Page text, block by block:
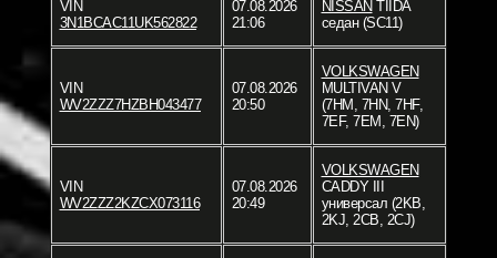
VIN
3N1BCAC11UK562822
07.08.2026
21:06
NISSAN TIIDA
седан (SC11)
VIN
WV2ZZZ7HZBH043477
07.08.2026
20:50
VOLKSWAGEN
MULTIVAN V
(7HM, 7HN, 7HF,
7EF, 7EM, 7EN)
VIN
WV2ZZZ2KZCX073116
07.08.2026
20:49
VOLKSWAGEN
CADDY III
универсал (2KB,
2KJ, 2CB, 2CJ)